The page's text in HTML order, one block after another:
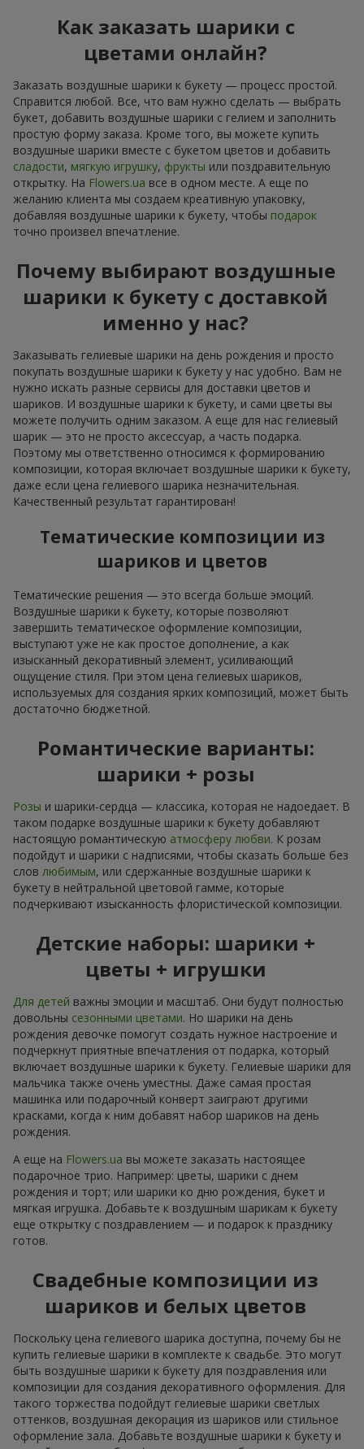
Как заказать шарики с
цветами онлайн?
Заказать воздушные шарики к букету — процесс простой.
Справится любой. Все, что вам нужно сделать — выбрать
букет, добавить воздушные шарики с гелием и заполнить
простую форму заказа. Кроме того, вы можете купить
воздушные шарики вместе с букетом цветов и добавить
сладости, мягкую игрушку, фрукты или поздравительную
открытку. На Flowers.ua все в одном месте. А еще по
желанию клиента мы создаем креативную упаковку,
добавляя воздушные шарики к букету, чтобы подарок
точно произвел впечатление.
Почему выбирают воздушные
шарики к букету с доставкой
именно у нас?
Заказывать гелиевые шарики на день рождения и просто
покупать воздушные шарики к букету у нас удобно. Вам не
нужно искать разные сервисы для доставки цветов и
шариков. И воздушные шарики к букету, и сами цветы вы
можете получить одним заказом. А еще для нас гелиевый
шарик — это не просто аксессуар, а часть подарка.
Поэтому мы ответственно относимся к формированию
композиции, которая включает воздушные шарики к букету,
даже если цена гелиевого шарика незначительная.
Качественный результат гарантирован!
Тематические композиции из
шариков и цветов
Тематические решения — это всегда больше эмоций.
Воздушные шарики к букету, которые позволяют
завершить тематическое оформление композиции,
выступают уже не как простое дополнение, а как
изысканный декоративный элемент, усиливающий
ощущение стиля. При этом цена гелиевых шариков,
используемых для создания ярких композиций, может быть
достаточно бюджетной.
Романтические варианты:
шарики + розы
Розы и шарики-сердца — классика, которая не надоедает. В
таком подарке воздушные шарики к букету добавляют
настоящую романтическую атмосферу любви. К розам
подойдут и шарики с надписями, чтобы сказать больше без
слов любимым, или сдержанные воздушные шарики к
букету в нейтральной цветовой гамме, которые
подчеркивают изысканность флористической композиции.
Детские наборы: шарики +
цветы + игрушки
Для детей важны эмоции и масштаб. Они будут полностью
довольны сезонными цветами. Но шарики на день
рождения девочке помогут создать нужное настроение и
подчеркнут приятные впечатления от подарка, который
включает воздушные шарики к букету. Гелиевые шарики для
мальчика также очень уместны. Даже самая простая
машинка или подарочный конверт заиграют другими
красками, когда к ним добавят набор шариков на день
рождения.
А еще на Flowers.ua вы можете заказать настоящее
подарочное трио. Например: цветы, шарики с днем
рождения и торт; или шарики ко дню рождения, букет и
мягкая игрушка. Добавьте к воздушным шарикам к букету
еще открытку с поздравлением — и подарок к празднику
готов.
Свадебные композиции из
шариков и белых цветов
Поскольку цена гелиевого шарика доступна, почему бы не
купить гелиевые шарики в комплекте к свадьбе. Это могут
быть воздушные шарики к букету для поздравления или
композиции для создания декоративного оформления. Для
такого торжества подойдут гелиевые шарики светлых
оттенков, воздушная декорация из шариков или стильное
оформление зала. Добавьте воздушные шарики к букету и